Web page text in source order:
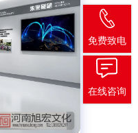
免费致电
在线咨询